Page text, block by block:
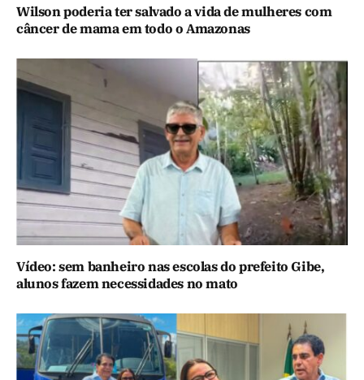
Wilson poderia ter salvado a vida de mulheres com
câncer de mama em todo o Amazonas
Vídeo: sem banheiro nas escolas do prefeito Gibe,
alunos fazem necessidades no mato